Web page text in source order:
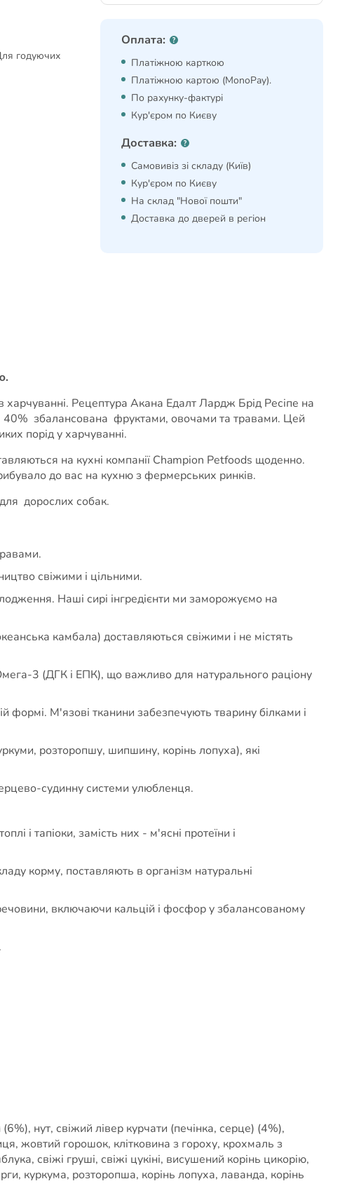
годуючих
Оплата:
Платіжною карткою
Платіжною картою (MonoPay).
По рахунку-фактурі
Кур'єром по Києву
Доставка:
Самовивіз зі складу (Київ)
Кур'єром по Києву
На склад "Нової пошти"
Доставка до дверей в регіон
харчуванні. Рецептура Акана Едалт Лардж Брід Ресіпе на
40% збалансована фруктами, овочами та травами. Цей
порід у харчуванні.
на кухні компанії Champion Petfoods щоденно.
до вас на кухню з фермерських ринків.
дорослих собак.
свіжими і цільними.
Наші сирі інгредієнти ми заморожуємо на
камбала) доставляються свіжими і не містять
3 (ДГК і ЕПК), що важливо для натурального раціону
формі. М'язові тканини забезпечують тварину білками і
розторопшу, шипшину, корінь лопуха), які
судинну системи улюбленця.
і тапіоки, замість них - м'ясні протеїни і
корму, поставляють в організм натуральні
включаючи кальцій і фосфор у збалансованому
нут, свіжий лівер курчати (печінка, серце) (4%),
жовтий горошок, клітковина з гороху, крохмаль з
свіжі груші, свіжі цукіні, висушений корінь цикорію,
куркума, розторопша, корінь лопуха, лаванда, корінь